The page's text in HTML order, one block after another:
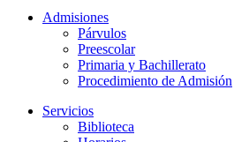
Admisiones
Párvulos
Preescolar
Primaria y Bachillerato
Procedimiento de Admisión
Servicios
Biblioteca